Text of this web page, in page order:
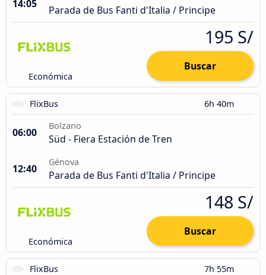
14:05 Parada de Bus Fanti d'Italia / Principe
Económica
195 S/
Buscar
FlixBus 6h 40m
06:00
Bolzano
Süd - Fiera Estación de Tren
12:40
Génova
Parada de Bus Fanti d'Italia / Principe
Económica
148 S/
Buscar
FlixBus 7h 55m